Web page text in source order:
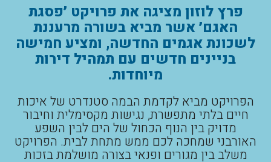
פרץ לוזון מציגה את פרויקט ׳פסגת
האגם׳ אשר מביא בשורה מרעננת
לשכונת אגמים החדשה, ומציע חמישה
בניינים חדשים עם תמהיל דירות
מיוחדות.
הפרויקט מביא לקדמת הבמה סטנדרט של איכות
חיים בלתי מתפשרת, נגישות מקסימלית וחיבור
מדויק בין הנוף הכחול של הים לבין השפע
האורבני שמחכה לכם ממש מתחת לבית. הפרויקט
משלב בין מגורים ופנאי בצורה מושלמת בזכות